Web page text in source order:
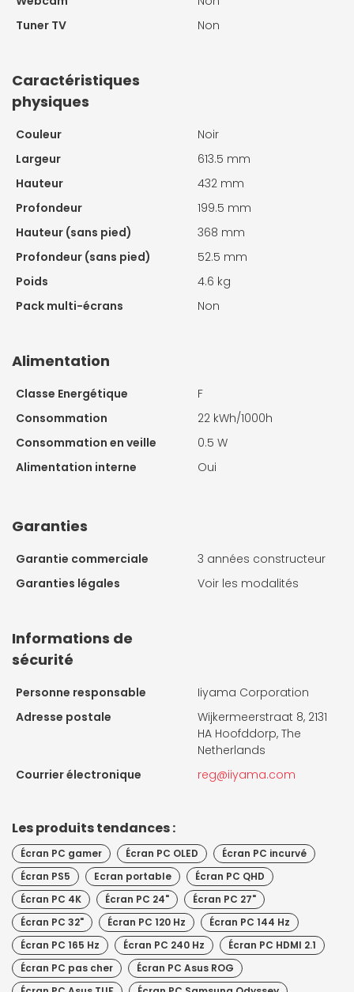
Tuner TV
Non
Caractéristiques
physiques
Couleur
Noir
Largeur
613.5 mm
Hauteur
432 mm
Profondeur
199.5 mm
Hauteur (sans pied)
368 mm
Profondeur (sans pied)
52.5 mm
Poids
4.6 kg
Pack multi-écrans
Non
Alimentation
Classe Energétique
F
Consommation
22 kWh/1000h
Consommation en veille
0.5 W
Alimentation interne
Oui
Garanties
Garantie commerciale
3 années constructeur
Garanties légales
Voir les modalités
Informations de
sécurité
Personne responsable
Iiyama Corporation
Adresse postale
Wijkermeerstraat 8, 2131
HA Hoofddorp, The
Netherlands
Courrier électronique
reg@iiyama.com
Les produits tendances :
Écran PC gamer Écran PC OLED
Écran PC incurvé
Écran PS5
Ecran portable
Écran PC QHD
Écran PC 4K
Écran PC 24"
Écran PC 27"
Écran PC 32"
Écran PC 120 Hz
Écran PC 144 Hz
Écran PC 165 Hz
Écran PC 240 Hz
Écran PC HDMI 2.1
Écran PC pas cher
Écran PC Asus ROG